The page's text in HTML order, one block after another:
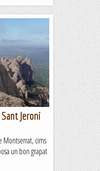
Jeroni
Montserrat, cims
un bon grapat